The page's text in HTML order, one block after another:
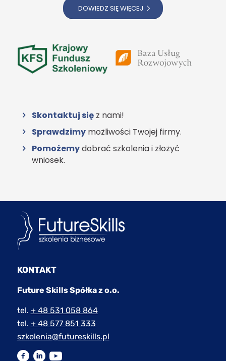
DOWIEDZ SIĘ WIĘCEJ
Skontaktuj sięz nami!
Sprawdzimymożliwości Twojej firmy.
Pomożemydobrać szkolenia i złożyć
wniosek.
KONTAKT
Future Skills Spółka z o.o.
tel. + 48 531 058 864
tel. + 48 577 851 333
szkolenia@futureskills.pl